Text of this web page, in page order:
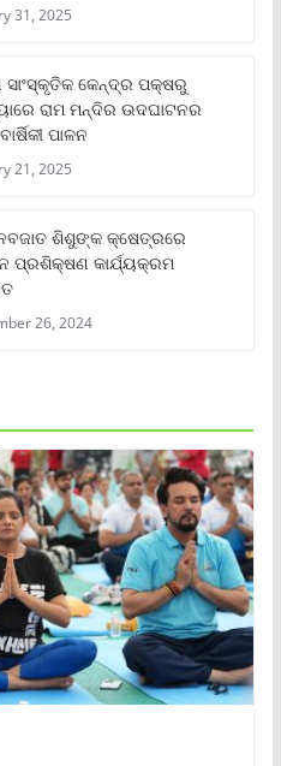
31, 2025
ସାଂସ୍କୃତିକ କେନ୍ଦ୍ର ପକ୍ଷରୁ
ରାମ ମନ୍ଦିର ଉଦଘାଟନର
ପାଳନ
21, 2025
ଶିଶୁଙ୍କ କ୍ଷେତ୍ରରେ
ପ୍ରଶିକ୍ଷଣ କାର୍ଯ୍ୟକ୍ରମ
26, 2024